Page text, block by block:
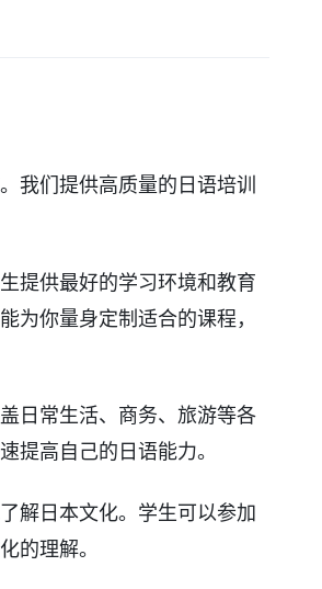
我们提供高质量的日语培训
提供最好的学习环境和教育
为你量身定制适合的课程，
日常生活、商务、旅游等各
提高自己的日语能力。
解日本文化。学生可以参加
的理解。